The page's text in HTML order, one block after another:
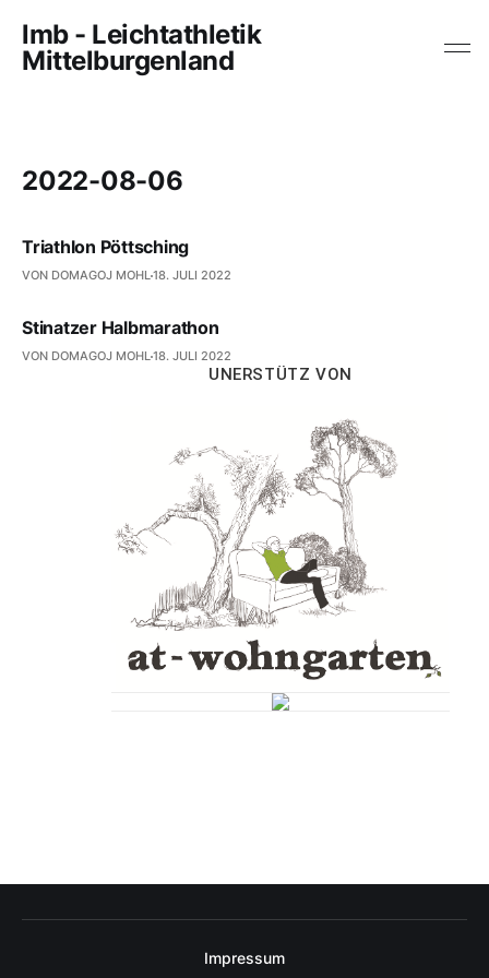
lmb - Leichtathletik
Mittelburgenland
2022-08-06
Triathlon Pöttsching
VON DOMAGOJ MOHL18. JULI 2022
Stinatzer Halbmarathon
VON DOMAGOJ MOHL18. JULI 2022
UNERSTÜTZ VON
Impressum